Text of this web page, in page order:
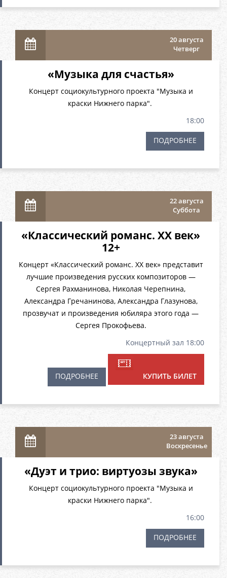
20 августа
Четверг
«Музыка для счастья»
Концерт социокультурного проекта "Музыка и
краски Нижнего парка".
18:00
ПОДРОБНЕЕ
22 августа
Суббота
«Классический романс. XX век»
12+
Концерт «Классический романс. XX век» представит
лучшие произведения русских композиторов —
Сергея Рахманинова, Николая Черепнина,
Александра Гречанинова, Александра Глазунова,
прозвучат и произведения юбиляра этого года —
Сергея Прокофьева.
Концертный зал 18:00
ПОДРОБНЕЕ КУПИТЬ БИЛЕТ
23 августа
Воскресенье
«Дуэт и трио: виртуозы звука»
Концерт социокультурного проекта "Музыка и
краски Нижнего парка".
16:00
ПОДРОБНЕЕ